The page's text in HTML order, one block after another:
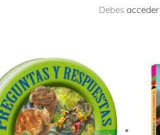
Debes acceder